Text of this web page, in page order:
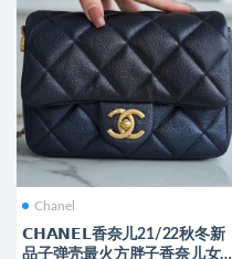
Chanel
𝗖𝗛𝗔𝗡𝗘𝗟香奈儿21/22秋冬新
品子弹壳最火方胖子香奈儿女款